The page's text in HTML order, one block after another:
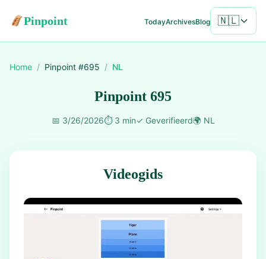
Pinpoint TodayArchivesBlog 🇳🇱
Home / Pinpoint #695 / NL
Pinpoint 695
📅 3/26/2026⏱️ 3 min✓ Geverifieerd🌍 NL
Videogids